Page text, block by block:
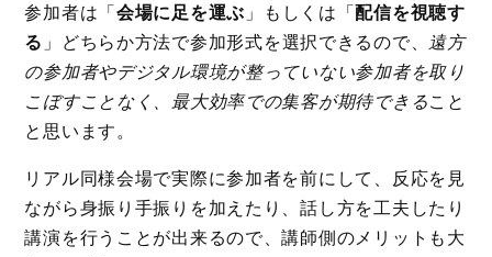
参加者は「会場に足を運ぶ 」もしくは「 配信を視聴す
る 」どちらか方法で参加形式を選択できるので、 遠方
の参加者やデジタル環境が整っていない参加者を取り
こぼすことなく、最大効率での集客が期待できること
と思います。
リアル同様会場で実際に参加者を前にして、反応を見
ながら身振り手振りを加えたり、話し方を工夫したり
講演を行うことが出来るので、講師側のメリットも大